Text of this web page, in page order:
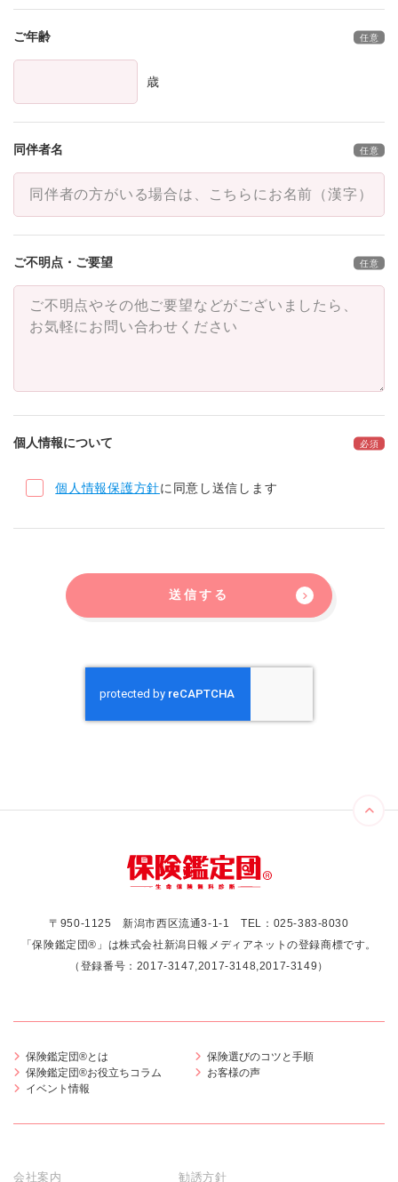
ご年齢
歳
同伴者名
ご不明点・ご要望
個人情報について
個人情報保護方針に同意し送信します
〒950-1125 新潟市西区流通3-1-1TEL： 025-383-8030
「保険鑑定団®」は株式会社新潟日報メディアネットの登録商標です。
（登録番号：2017-3147,2017-3148,2017-3149）
保険鑑定団®とは
保険選びのコツと手順
保険鑑定団®お役立ちコラム
お客様の声
イベント情報
会社案内 勧誘方針